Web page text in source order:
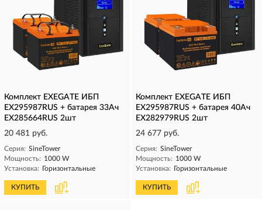
Комплект EXEGATE ИБП
EX295987RUS + батарея 33Aч
EX285664RUS 2шт
20 481 руб.
Серия: SineTower
Мощность: 1000 W
Установка: Горизонтальные
КУПИТЬ
Комплект EXEGATE ИБП
EX295987RUS + батарея 40Aч
EX282979RUS 2шт
24 677 руб.
Серия: SineTower
Мощность: 1000 W
Установка: Горизонтальные
КУПИТЬ